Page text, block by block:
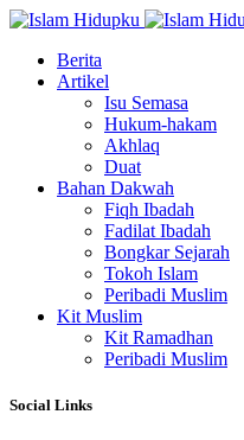
Berita
Artikel
Isu Semasa
Hukum-hakam
Akhlaq
Duat
Bahan Dakwah
Fiqh Ibadah
Fadilat Ibadah
Bongkar Sejarah
Tokoh Islam
Peribadi Muslim
Kit Muslim
Kit Ramadhan
Peribadi Muslim
Social Links